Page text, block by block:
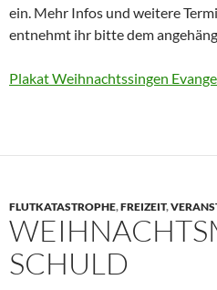
ein. Mehr Infos und weitere
entnehmt ihr bitte dem
Plakat Weihnachtssingen
FLUTKATASTROPHE,FREIZEIT,
SCHULD